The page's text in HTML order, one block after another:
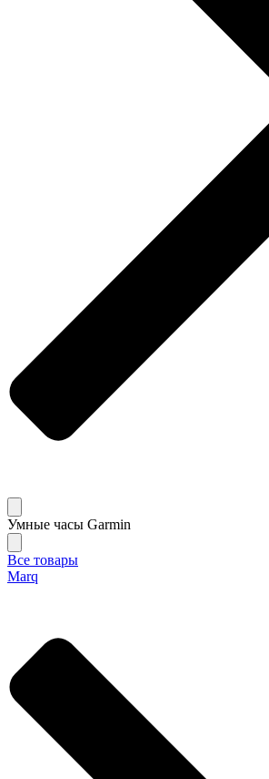
Умные часы Garmin
Все товары
Marq